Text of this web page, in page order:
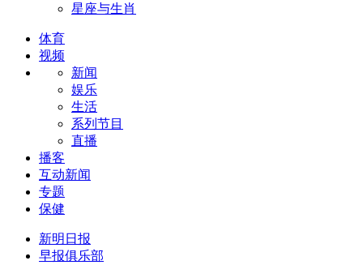
星座与生肖
体育
视频
新闻
娱乐
生活
系列节目
直播
播客
互动新闻
专题
保健
新明日报
早报俱乐部